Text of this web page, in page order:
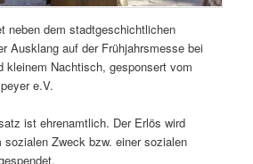
neben dem stadtgeschichtlichen
Ausklang auf der Frühjahrsmesse bei
kleinem Nachtisch, gesponsert vom
e.V.
ist ehrenamtlich. Der Erlös wird
Zweck bzw. einer sozialen